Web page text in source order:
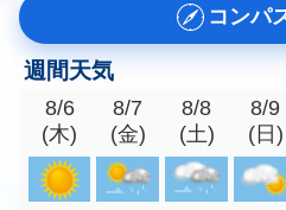
コンパ
週間天気
8/6
(木)
8/7
(金)
8/8
(土)
8/9
(日)